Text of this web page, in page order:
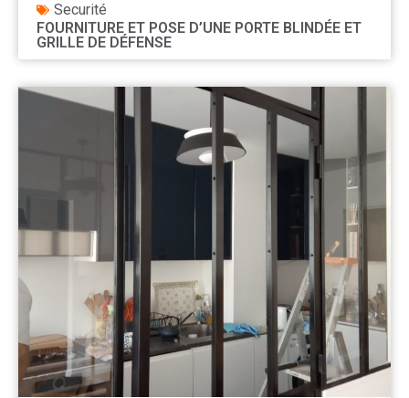
Securité
FOURNITURE ET POSE D’UNE PORTE BLINDÉE ET
GRILLE DE DÉFENSE